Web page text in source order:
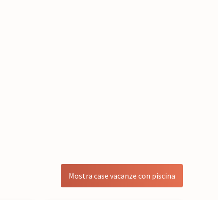
Mostra case vacanze con piscina